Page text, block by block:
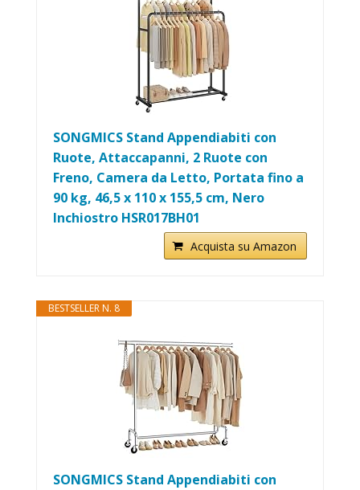
SONGMICS Stand Appendiabiti con
Ruote, Attaccapanni, 2 Ruote con
Freno, Camera da Letto, Portata fino a
90 kg, 46,5 x 110 x 155,5 cm, Nero
Inchiostro HSR017BH01
Acquista su Amazon
BESTSELLER N. 8
SONGMICS Stand Appendiabiti con